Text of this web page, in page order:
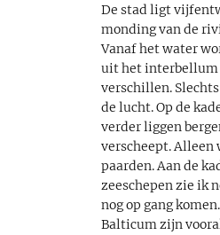
De stad ligt
monding van de
Vanaf het water
uit het interbellum
verschillen.
de lucht. Op de
verder liggen
verscheept. Alleen
paarden. Aan de
zeeschepen zie ik
nog op gang
Balticum zijn